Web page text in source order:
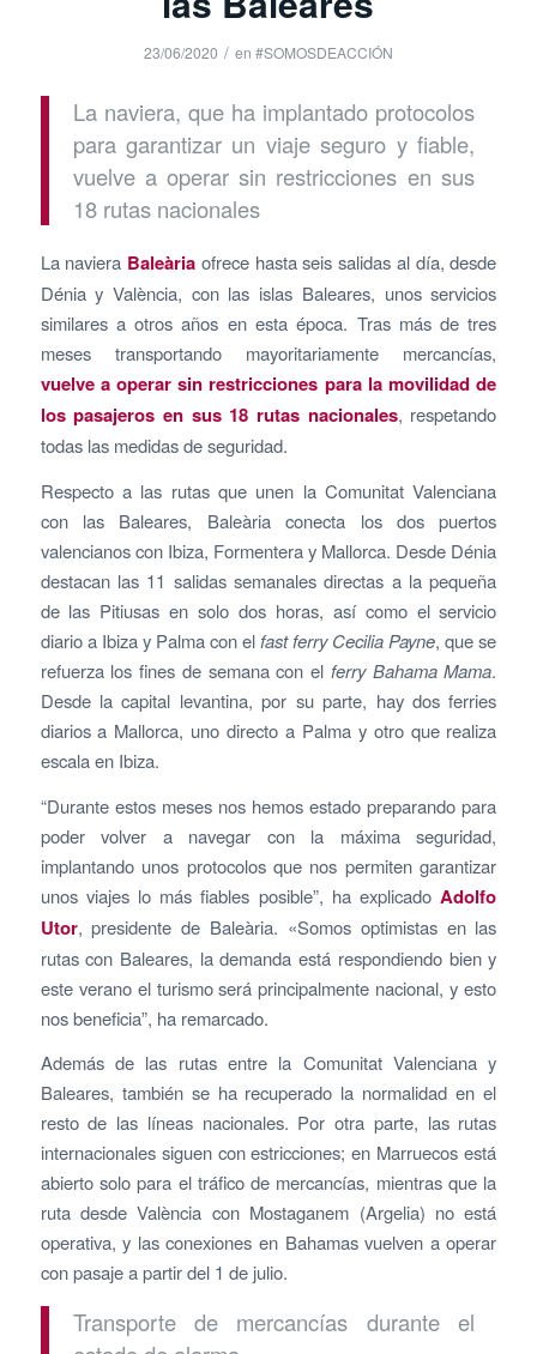
23/06/2020 / en #SOMOSDEACCIÓN
La naviera, que ha implantado protocolos
para garantizar un viaje seguro y fiable,
vuelve a operar sin restricciones en sus
18 rutas nacionales
La naviera Baleària ofrece hasta seis salidas al día, desde
Dénia y València, con las islas Baleares, unos servicios
similares a otros años en esta época. Tras más de tres
meses transportando mayoritariamente mercancías,
vuelve a operar sin restricciones para la movilidad de
los pasajeros en sus 18 rutas nacionales, respetando
todas las medidas de seguridad.
Respecto a las rutas que unen la Comunitat Valenciana
con las Baleares, Baleària conecta los dos puertos
valencianos con Ibiza, Formentera y Mallorca. Desde Dénia
destacan las 11 salidas semanales directas a la pequeña
de las Pitiusas en solo dos horas, así como el servicio
diario a Ibiza y Palma con el fast ferry Cecilia Payne, que se
refuerza los fines de semana con el ferry Bahama Mama.
Desde la capital levantina, por su parte, hay dos ferries
diarios a Mallorca, uno directo a Palma y otro que realiza
escala en Ibiza.
“Durante estos meses nos hemos estado preparando para
poder volver a navegar con la máxima seguridad,
implantando unos protocolos que nos permiten garantizar
unos viajes lo más fiables posible”, ha explicadoAdolfo
Utor, presidente de Baleària. «Somos optimistas en las
rutas con Baleares, la demanda está respondiendo bien y
este verano el turismo será principalmente nacional, y esto
nos beneficia”, ha remarcado.
Además de las rutas entre la Comunitat Valenciana y
Baleares, también se ha recuperado la normalidad en el
resto de las líneas nacionales. Por otra parte, las rutas
internacionales siguen con estricciones; en Marruecos está
abierto solo para el tráfico de mercancías, mientras que la
ruta desde València con Mostaganem (Argelia) no está
operativa, y las conexiones en Bahamas vuelven a operar
con pasaje a partir del 1 de julio.
Transporte de mercancías durante el